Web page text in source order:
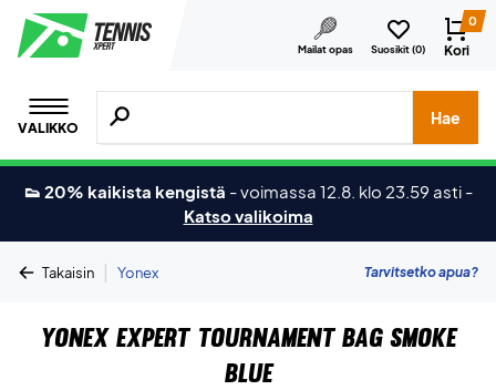
Mailat opas Suosikit (0)
0
Kori
VALIKKO
Hae tuotteita, merkkejä jne.
Hae
👟 20% kaikista kengistä -voimassa 12.8. klo 23.59 asti -
Katso valikoima
Takaisin | Yonex Tarvitsetko apua?
Yonex Expert Tournament Bag Smoke
Blue